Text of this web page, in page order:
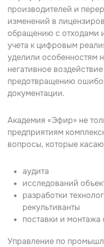
производителей и
изменений в
обращению с отходами
учета к цифровым
уделили особенностям
негативное
предотвращению
документации.
Академия «Эфир» не
предприятиям
вопросы, которые
аудита
исследований
разработки
рекультиванты
поставки и
Управление по